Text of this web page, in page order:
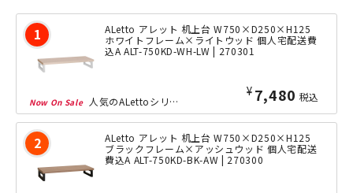
ALetto アレット 机上台 W750×D250×H125
ホワイトフレーム×ライトウッド 個人宅配送費
込A ALT-750KD-WH-LW | 270301
¥ 7,480 税込
人気のALettoシリーズに、机上台が登場しました。モニター台としても使用ができ...
ALetto アレット 机上台 W750×D250×H125
ブラックフレーム×アッシュウッド 個人宅配送
費込A ALT-750KD-BK-AW | 270300